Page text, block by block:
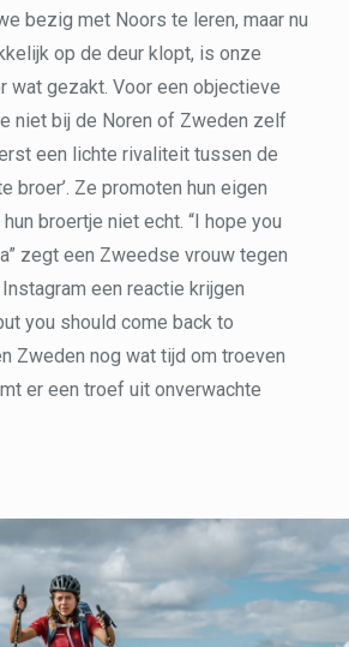
bezig met Noors te leren, maar nu
op de deur klopt, is onze
wat gezakt. Voor een objectieve
niet bij de Noren of Zweden zelf
een lichte rivaliteit tussen de
broer’. Ze promoten hun eigen
hun broertje niet echt. “I hope you
zegt een Zweedse vrouw tegen
een reactie krijgen
you should come back to
Zweden nog wat tijd om troeven
er een troef uit onverwachte